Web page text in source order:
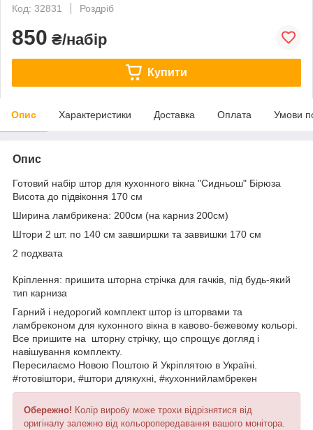
Код: 32831
Роздріб
850 ₴/набір
Купити
Опис Характеристики Доставка Оплата Умови
Опис
Готовий набір штор для кухонного вікна "Сидньош" Бірюза
Висота до підвіконня 170 см
Ширина ламбрикена: 200см (на карниз 200см)
Штори 2 шт. по 140 см завширшки та заввишки 170 см
2 подхвата
Кріплення: пришита шторна стрічка для гачків, під будь-який
тип карниза
Гарний і недорогий комплект штор із шторвами та
ламбреконом для кухонного вікна в кавово-бежевому кольорі.
Все пришите на шторну стрічку, що спрощує догляд і
навішування комплекту.
Пересилаємо Новою Поштою й Укріплятою в Україні.
#готовіштори, #штори длякухні, #кухоннийламбрекен
Обережно! Колір виробу може трохи відрізнятися від
оригіналу залежно від кольоропередавання вашого монітора.